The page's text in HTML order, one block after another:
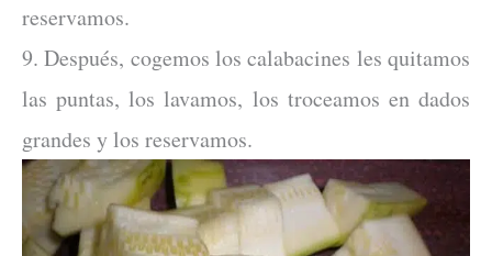
reservamos.
9. Después, cogemos los calabacines les quitamos
las puntas, los lavamos, los troceamos en dados
grandes y los reservamos.